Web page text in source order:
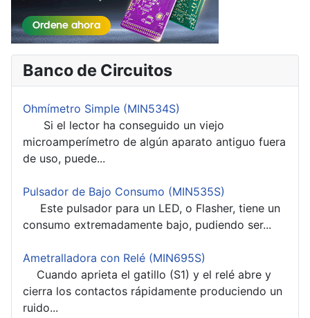
Banco de Circuitos
Ohmímetro Simple (MIN534S)
Si el lector ha conseguido un viejo
microamperímetro de algún aparato antiguo fuera
de uso, puede...
Pulsador de Bajo Consumo (MIN535S)
Este pulsador para un LED, o Flasher, tiene un
consumo extremadamente bajo, pudiendo ser...
Ametralladora con Relé (MIN695S)
Cuando aprieta el gatillo (S1) y el relé abre y
cierra los contactos rápidamente produciendo un
ruido...